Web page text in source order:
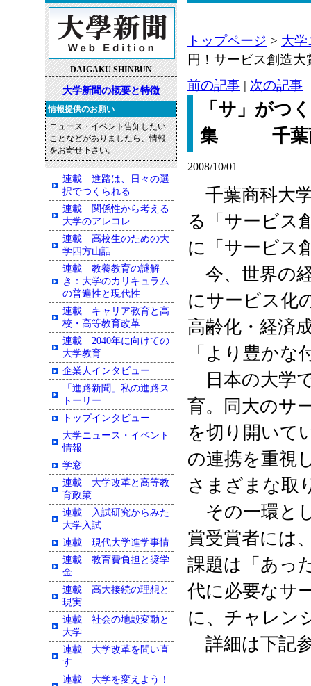
DAIGAKU SHINBUN
トップページ > 大学
円！サービス創
前の記事 | 次の記事
「サ」がつ
集 千葉
2008/10/01
千葉商科大
る「サービス
に「サービス
今、世界の
にサービス化
高齢化・経済
「より豊かな
日本の大学
育。同大のサ
を切り開いて
の連携を重視
さまざまな取
その一環と
賞受賞者には
課題は「あっ
代に必要なサ
に、チャレン
詳細は下記
大学新聞の概要と特徴
情報提供のお願い
ニュース・イベント告知したい
ことなどがありましたら、情報
をお寄せ下さい。
連載 進路は、日々の選
択でつくられる
連載 関係性から考える
大学のアレコレ
連載 高校生のための大
学四方山話
連載 教養教育の謎解
き：大学のカリキュラム
の普遍性と現代性
連載 キャリア教育と高
校・高等教育改革
連載 2040年に向けての
大学教育
企業人インタビュー
「進路新聞」私の進路ス
トーリー
トップインタビュー
大学ニュース・イベント
情報
学窓
連載 大学改革と高等教
育政策
連載 入試研究からみた
大学入試
連載 現代大学進学事情
連載 教育費負担と奨学
金
連載 高大接続の理想と
現実
連載 社会の地殻変動と
大学
連載 大学改革を問い直
す
連載 大学を変えよう！